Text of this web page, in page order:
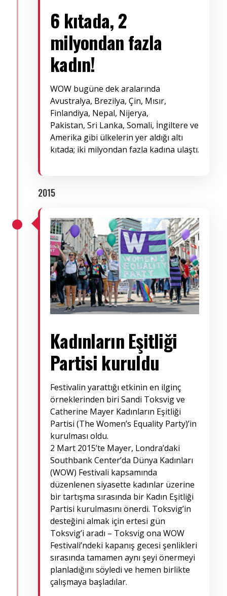
6 kıtada, 2
milyondan fazla
kadın!
WOW bugüne dek aralarında
Avustralya, Brezilya, Çin, Mısır,
Finlandiya, Nepal, Nijerya,
Pakistan, Sri Lanka, Somali, İngiltere ve
Amerika gibi ülkelerin yer aldığı altı
kıtada; iki milyondan fazla kadına ulaştı.
2015
Kadınların Eşitliği
Partisi kuruldu
Festivalin yarattığı etkinin en ilginç
örneklerinden biri Sandi Toksvig ve
Catherine Mayer Kadınların Eşitliği
Partisi (The Women’s Equality Party)’in
kurulması oldu.
2 Mart 2015’te Mayer, Londra’daki
Southbank Center’da Dünya Kadınları
(WOW) Festivali kapsamında
düzenlenen siyasette kadınlar üzerine
bir tartışma sırasında bir Kadın Eşitliği
Partisi kurulmasını önerdi. Toksvig’in
desteğini almak için ertesi gün
Toksvig’i aradı – Toksvig ona WOW
Festivali’ndeki kapanış gecesi şenlikleri
sırasında tamamen aynı şeyi önermeyi
planladığını söyledi ve hemen birlikte
çalışmaya başladılar.